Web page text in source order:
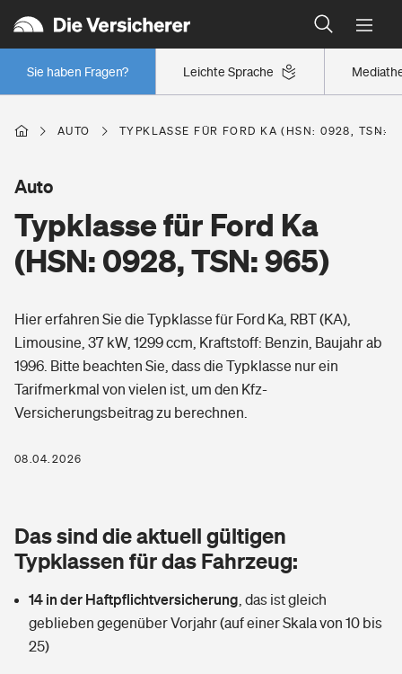
Leichte Sprache
Sie haben Fragen?
Wer versichert was: Jetzt Versicherer finden
Regionalklassen: So ist Ihre Region eingestuft
Wer versichert was: Jetzt Versicherer finden
Berufsunfähigkeitsversicherung
Erwerbsunfähigkeitsversicherung
Grundfähigkeitsversicherung
Arbeitsrechtsschutz
Berufshaftpflichtversicherung
Zur Übersicht
Tools
Wer versichert was: Jetzt Versicherer finden
Wohnen
Glasversicherung
Mietkautionsversicherung
Freizeit
Pri­vate Haft­pflicht­
Kinderunfall­ver­si­che­rung
Kinderinvalidität
Gesundheit
Private Krankenversicherung
Dread-Disease-Versicherung
Tierkrankenversicherung
Zur Übersicht
AUTO TYPKLASSE FÜR FORD KA (HSN: 0928, TSN:
Typklasse für Ford Ka
(HSN: 0928, TSN: 965)
Auto
Hier erfahren Sie die Typklasse für Ford Ka, RBT (KA),
Limousine, 37 kW, 1299 ccm, Kraftstoff: Benzin, Baujahr ab
1996. Bitte beachten Sie, dass die Typklasse nur ein
Tarifmerkmal von vielen ist, um den Kfz-
Versicherungsbeitrag zu berechnen.
08.04.2026
Das sind die aktuell gültigen
Typklassen für das Fahrzeug:
14 in der Haftpflichtversicherung das ist gleich
geblieben gegenüber Vorjahr (auf einer Skala von 10 bis
25)